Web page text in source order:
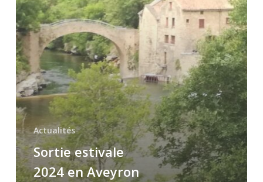
(
Le
Rozier
)
Actualités
Sortie estivale
2024 en Aveyron